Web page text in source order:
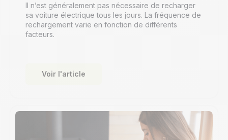
Il n’est généralement pas nécessaire de recharger
sa voiture électrique tous les jours. La fréquence de
rechargement varie en fonction de différents
facteurs.
Voir l'article